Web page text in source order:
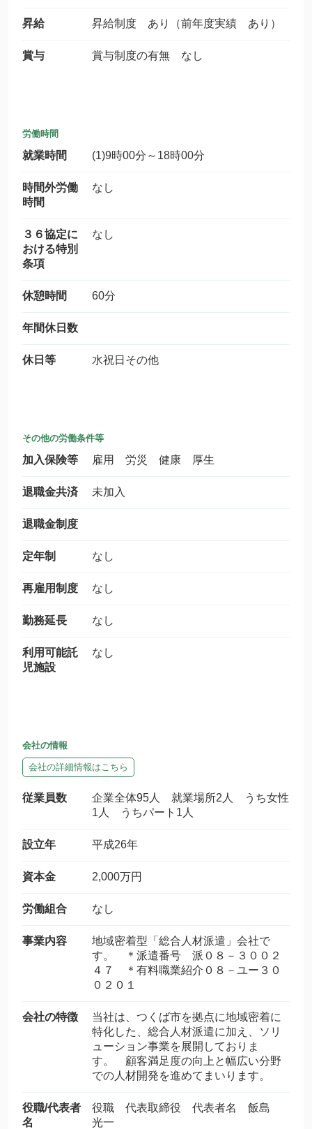
昇給 昇給制度 あり（前年度実績 あり）
賞与 賞与制度の有無 なし
労働時間
就業時間 (1)9時00分～18時00分
時間外労働
時間
なし
３６協定に
おける特別
条項
なし
休憩時間 60分
年間休日数
休日等 水祝日その他
その他の労働条件等
加入保険等 雇用 労災 健康 厚生
退職金共済 未加入
退職金制度
定年制 なし
再雇用制度 なし
勤務延長 なし
利用可能託
児施設
なし
会社の情報
会社の詳細情報はこちら
従業員数
企業全体95人 就業場所2人 うち女性
1人 うちパート1人
設立年 平成26年
資本金 2,000万円
労働組合 なし
事業内容
地域密着型「総合人材派遣」会社で
す。 ＊派遣番号 派０８－３００２
４７ ＊有料職業紹介０８－ユー３０
０２０１
会社の特徴
当社は、つくば市を拠点に地域密着に
特化した、総合人材派遣に加え、ソリ
ューション事業を展開しておりま
す。 顧客満足度の向上と幅広い分野
での人材開発を進めてまいります。
役職/代表者
名
役職 代表取締役 代表者名 飯島
光一